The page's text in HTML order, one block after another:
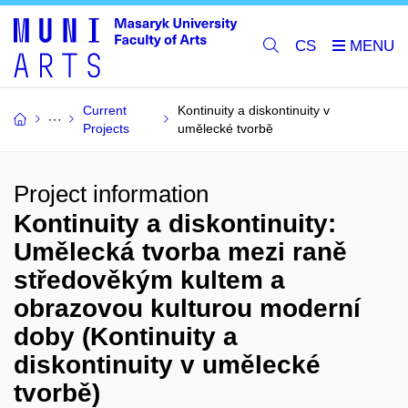
CS
Current
Projects
Kontinuity a diskontinuity v
umělecké tvorbě
Project information
Kontinuity a diskontinuity:
Umělecká tvorba mezi raně
středověkým kultem a
obrazovou kulturou moderní
doby (Kontinuity a
diskontinuity v umělecké
tvorbě)